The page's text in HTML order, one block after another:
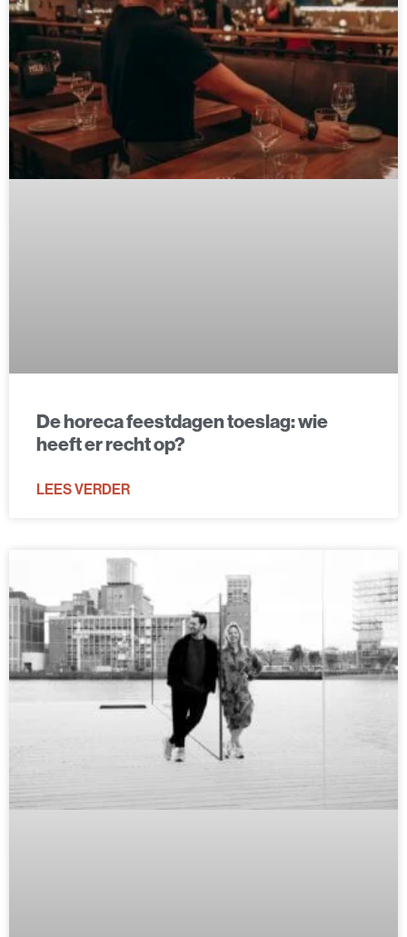
De horeca feestdagen toeslag: wie
heeft er recht op?
LEES VERDER